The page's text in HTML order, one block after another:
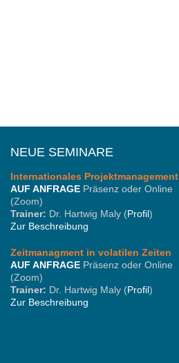
NEUE SEMINARE
Internationales Projektmanagement
AUF ANFRAGE Präsenz oder Online
(Zoom)
Trainer: Dr. Hartwig Maly (Profil)
Zur Beschreibung
Zeitmanagment in volatilen Zeiten
AUF ANFRAGE Präsenz oder Online
(Zoom)
Trainer: Dr. Hartwig Maly (Profil)
Zur Beschreibung